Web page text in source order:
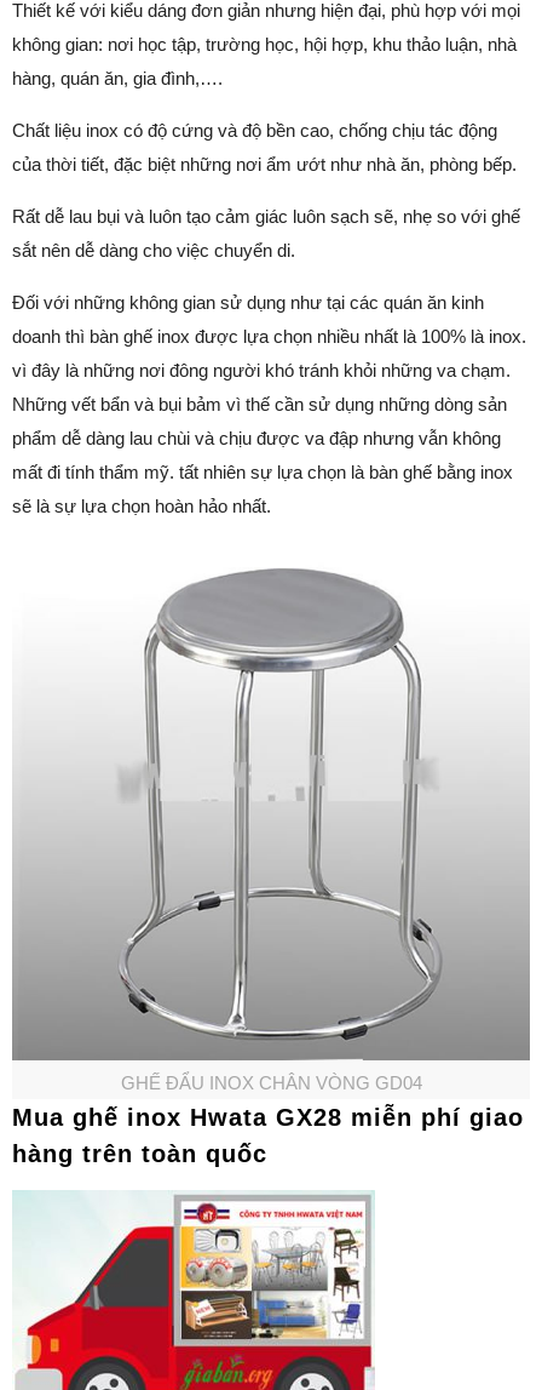
Thiết kế với kiểu dáng đơn giản nhưng hiện đại, phù hợp với mọi
không gian: nơi học tập, trường học, hội hợp, khu thảo luận, nhà
hàng, quán ăn, gia đình,….
Chất liệu inox có độ cứng và độ bền cao, chống chịu tác động
của thời tiết, đặc biệt những nơi ẩm ướt như nhà ăn, phòng bếp.
Rất dễ lau bụi và luôn tạo cảm giác luôn sạch sẽ, nhẹ so với ghế
sắt nên dễ dàng cho việc chuyển di.
Đối với những không gian sử dụng như tại các quán ăn kinh
doanh thì bàn ghế inox được lựa chọn nhiều nhất là 100% là inox.
vì đây là những nơi đông người khó tránh khỏi những va chạm.
Những vết bẩn và bụi bảm vì thế cần sử dụng những dòng sản
phẩm dễ dàng lau chùi và chịu được va đập nhưng vẫn không
mất đi tính thẩm mỹ. tất nhiên sự lựa chọn là bàn ghế bằng inox
sẽ là sự lựa chọn hoàn hảo nhất.
GHẾ ĐẨU INOX CHÂN VÒNG GD04
Mua ghế inox Hwata GX28 miễn phí giao
hàng trên toàn quốc